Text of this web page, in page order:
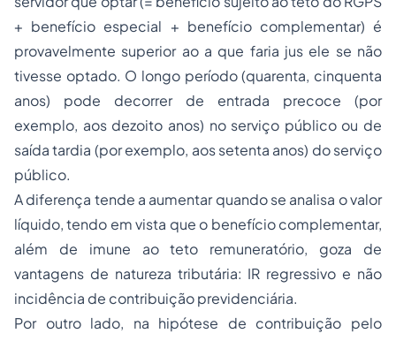
+ benefício especial + benefício complementar) é
provavelmente superior ao a que faria jus ele se não
tivesse optado. O longo período (quarenta, cinquenta
anos) pode decorrer de entrada precoce (por
exemplo, aos dezoito anos) no serviço público ou de
saída tardia (por exemplo, aos setenta anos) do serviço
público.
A diferença tende a aumentar quando se analisa o valor
líquido, tendo em vista que o benefício complementar,
além de imune ao teto remuneratório, goza de
vantagens de natureza tributária: IR regressivo e não
incidência de contribuição previdenciária.
Por outro lado, na hipótese de contribuição pelo